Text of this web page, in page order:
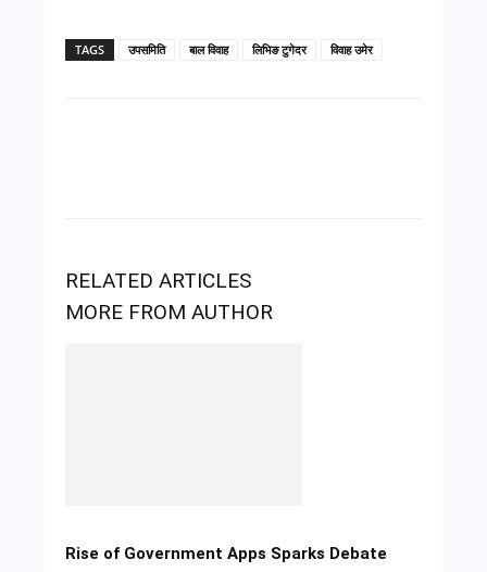
TAGS उपसमिति बाल विवाह लिभिङ टुगेदर विवाह उमेर
RELATED ARTICLES
MORE FROM AUTHOR
Rise of Government Apps Sparks Debate